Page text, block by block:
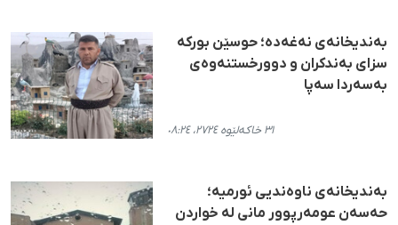
بەندیخانەی نەغەدە؛ حوسێن بورکە
سزای بەندکران و دوورخستنەوەی
بەسەردا سەپا
٣١ خاکەلێوە ٢٧٢٤، ٠٨:٢٤
بەندیخانەی ناوەندیی ئورمیە؛
حەسەن عومەرپوور مانی لە خواردن